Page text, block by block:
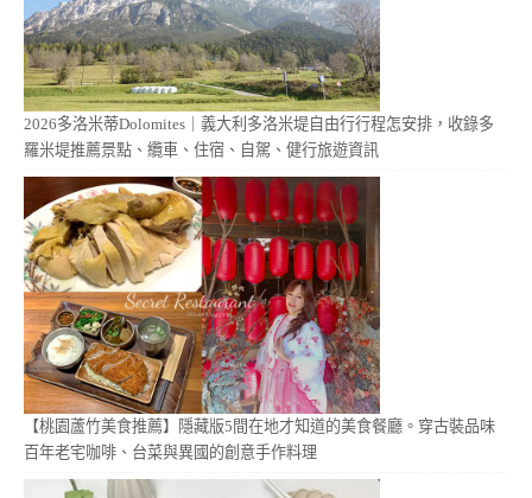
2026多洛米蒂Dolomites｜義大利多洛米堤自由行行程怎安排，收錄多
羅米堤推薦景點、纜車、住宿、自駕、健行旅遊資訊
【桃園蘆竹美食推薦】隱藏版5間在地才知道的美食餐廳。穿古裝品味
百年老宅咖啡、台菜與異國的創意手作料理